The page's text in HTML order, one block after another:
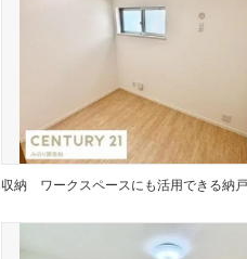
収納 ワークスペースにも活用できる納戸